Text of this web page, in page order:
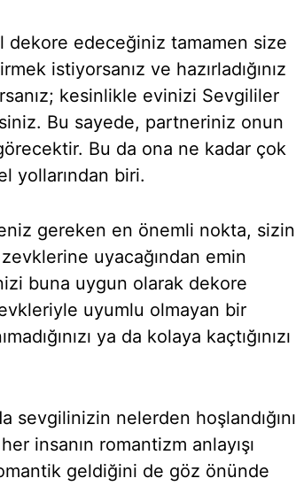
dekore edeceğiniz tamamen size
istiyorsanız ve hazırladığınız
kesinlikle evinizi Sevgililer
Bu sayede, partneriniz onun
Bu da ona ne kadar çok
yollarından biri.
gereken en önemli nokta, sizin
uyacağından emin
buna uygun olarak dekore
uyumlu olmayan bir
ya da kolaya kaçtığınızı
nelerden hoşlandığını
insanın romantizm anlayışı
geldiğini de göz önünde